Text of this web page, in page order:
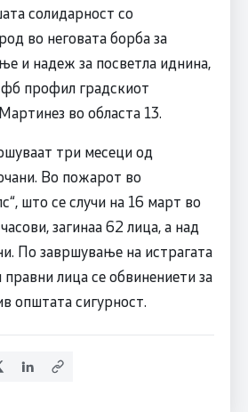
солидарност со
во неговата борба за
и надеж за посветла иднина,
фб профил градскиот
во областа 13.
три месеци од
Во пожарот во
што се случи на 16 март во
загинаа 62 лица, а над
По завршување на истрагата
лица се обвинениети за
општата сигурност.